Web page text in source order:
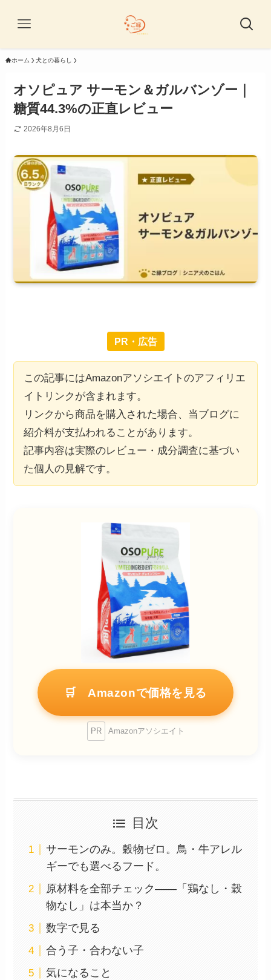
ホーム 犬との暮らし
オソピュア サーモン＆ガルバンゾー｜
糖質44.3%の正直レビュー
2026年8月6日
PR・広告
この記事にはAmazonアソシエイトのアフィリエ
イトリンクが含まれます。
リンクから商品を購入された場合、当ブログに
紹介料が支払われることがあります。
記事内容は実際のレビュー・成分調査に基づい
た個人の見解です。
🛒 Amazonで価格を見る
PR Amazonアソシエイト
目次
サーモンのみ。穀物ゼロ。鳥・牛アレル
ギーでも選べるフード。
原材料を全部チェック——「鶏なし・穀
物なし」は本当か？
数字で見る
合う子・合わない子
気になること